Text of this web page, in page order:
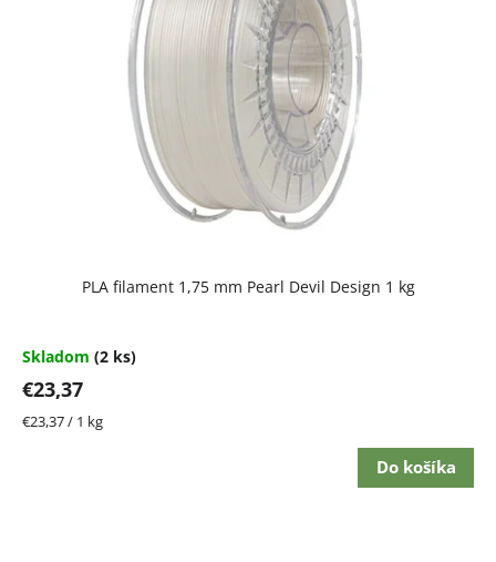
PLA filament 1,75 mm Pearl Devil Design 1 kg
Skladom (2 ks)
€23,37
Jednotková
€23,37 / 1 kg
Do košíka